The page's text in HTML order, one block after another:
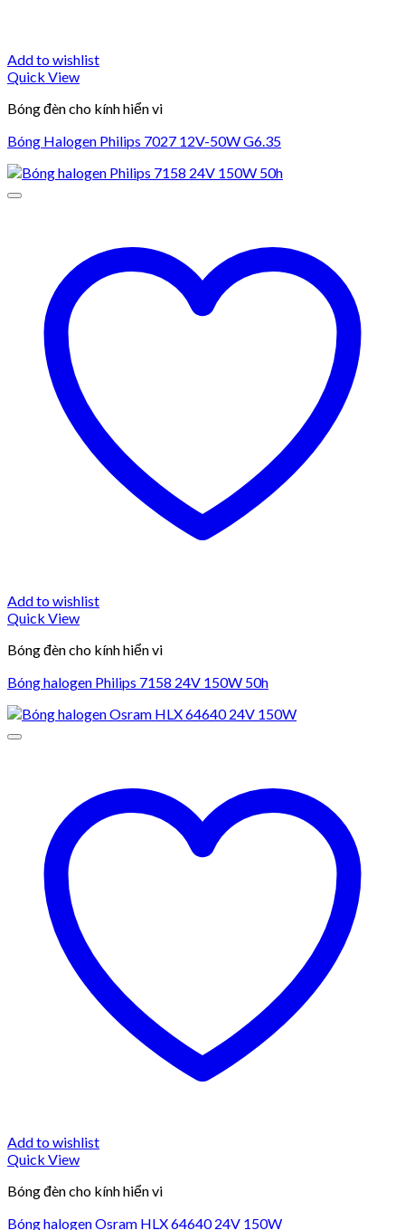
Add to wishlist
Quick View
Bóng đèn cho kính hiển vi
Bóng Halogen Philips 7027 12V-50W G6.35
Add to wishlist
Quick View
Bóng đèn cho kính hiển vi
Bóng halogen Philips 7158 24V 150W 50h
Add to wishlist
Quick View
Bóng đèn cho kính hiển vi
Bóng halogen Osram HLX 64640 24V 150W